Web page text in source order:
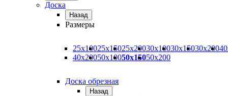
Доска
Назад
Размеры
25х10025х15025х20030х10030х15030х200
40х20050х10050х15050х200
Доска обрезная
Назад